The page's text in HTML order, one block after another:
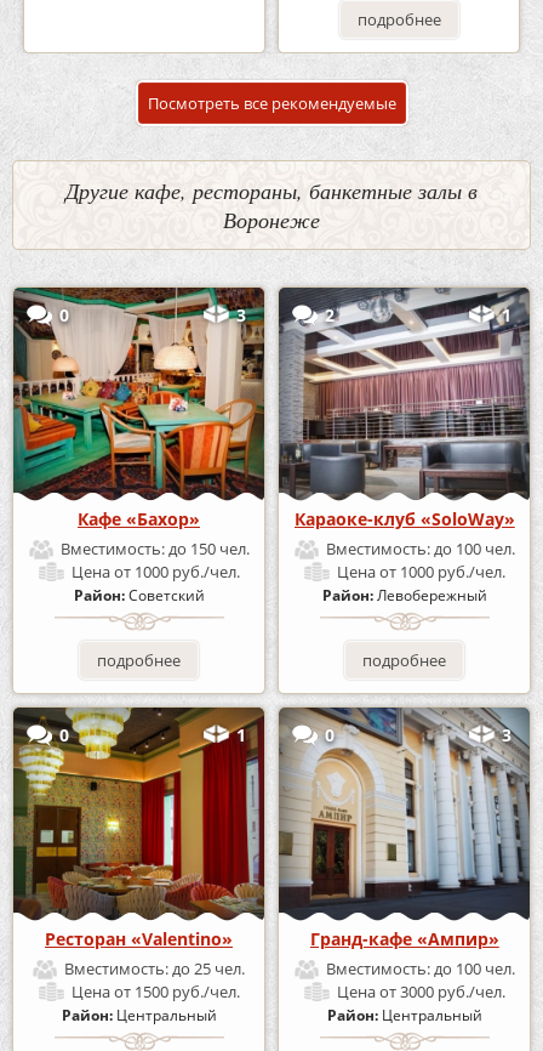
подробнее
Посмотреть все рекомендуемые
Другие кафе, рестораны, банкетные залы в
Воронеже
0 3
Кафе «Бахор»
Вместимость:до 150 чел.
Ценаот 1000 руб./чел.
Район:Советский
подробнее
2 1
Караоке-клуб «SoloWay»
Вместимость:до 100 чел.
Ценаот 1000 руб./чел.
Район:Левобережный
подробнее
0 1
Ресторан «Valentino»
Вместимость:до 25 чел.
Ценаот 1500 руб./чел.
Район: Центральный
0 3
Гранд-кафе «Ампир»
Вместимость:до 100 чел.
Ценаот 3000 руб./чел.
Район: Центральный